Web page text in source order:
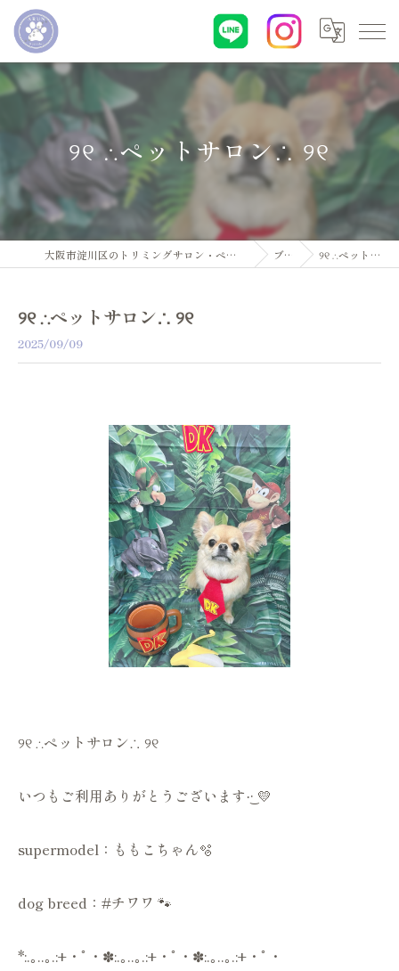
୨୧ ∴ペットサロン∴ ୨୧
大阪市淀川区のトリミングサロン・ペットサロンならDogsalon ARUN ブログ ୨୧ ∴ペットサロン∴ ୨୧
୨୧ ∴ペットサロン∴ ୨୧
2025/09/09
୨୧ ∴ペットサロン∴ ୨୧
いつもご利用ありがとうございます·͜· 💛
supermodel：ももこちゃん🫧
dog breed：#チワワ 🐾
*:.｡..｡.:+・ﾟ・✽:.｡..｡.:+・ﾟ・✽:.｡..｡.:+・ﾟ・